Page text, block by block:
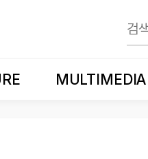
MULTIMEDIA